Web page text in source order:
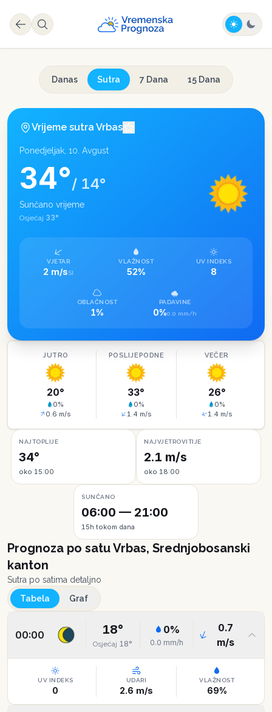
Danas Sutra 7 Dana 15 Dana
Vrijeme sutra Vrbas
Ponedjeljak, 10. Avgust
34°/ 14°
Sunčano vrijeme
Osjećaj 33°
VJETAR
2 m/sSI
VLAŽNOST
52%
UV INDEKS
8
OBLAČNOST
1%
PADAVINE
0%0.0 mm/h
JUTRO
20°
0%
0.6 m/s
POSLIJEPODNE
33°
0%
1.4 m/s
VEČER
26°
0%
1.4 m/s
NAJTOPLIJE
34°
oko 15:00
NAJVJETROVITIJE
2.1 m/s
oko 18:00
SUNČANO
06:00 — 21:00
15h tokom dana
Prognoza po satuVrbas, Srednjobosanski
kanton
Sutra po satima detaljno
Tabela
Graf
00:00 18°
Osjećaj 18°
0%
0.0 mm/h
0.7
m/s
UV INDEKS
0
UDARI
2.6 m/s
VLAŽNOST
69%